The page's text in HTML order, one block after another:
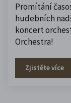
Promítání
hudebních
koncert
Orchestra!
Zjistěte více